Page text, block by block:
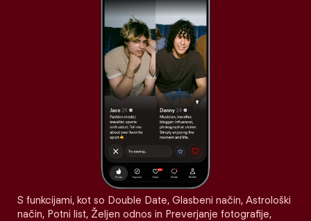
S funkcijami, kot so Double Date, Glasbeni način, Astrološki
način, Potni list, Željen odnos in Preverjanje fotografije,